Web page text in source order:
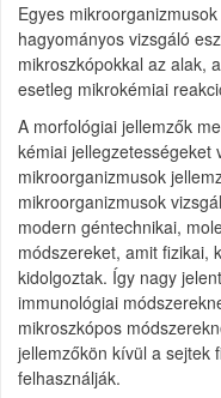
Egyes
hagyományos vizsgáló
mikroszkópokkal az alak,
esetleg mikrokémiai
A morfológiai jellemzők
kémiai jellegzetességeket
mikroorganizmusok
mikroorganizmusok
modern géntechnikai,
módszereket, amit fizikai,
kidolgoztak. Így nagy
immunológiai
mikroszkópos
jellemzőkön kívül a sejtek
felhasználják.